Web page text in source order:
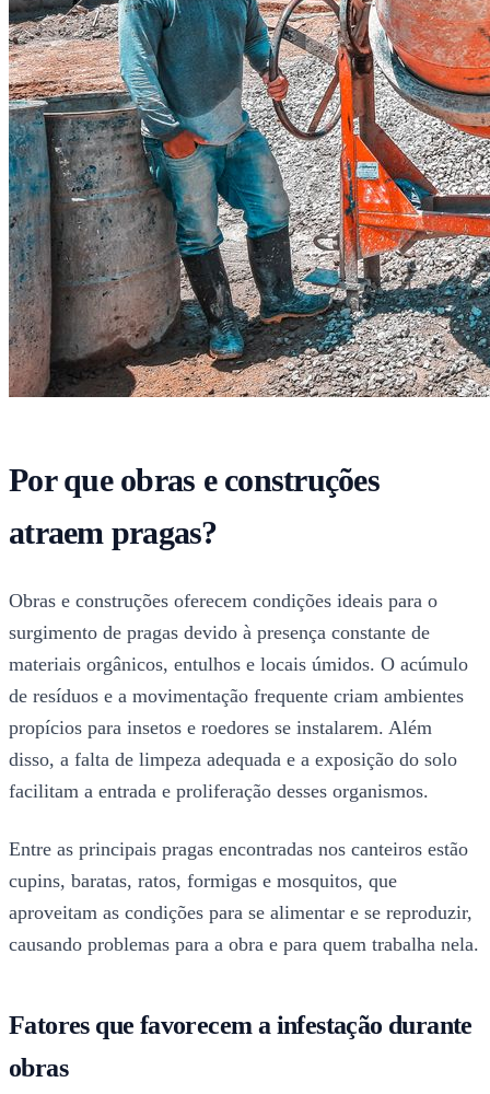
Por que obras e construções
atraem pragas?
Obras e construções oferecem condições ideais para o
surgimento de pragas devido à presença constante de
materiais orgânicos, entulhos e locais úmidos. O acúmulo
de resíduos e a movimentação frequente criam ambientes
propícios para insetos e roedores se instalarem. Além
disso, a falta de limpeza adequada e a exposição do solo
facilitam a entrada e proliferação desses organismos.
Entre as principais pragas encontradas nos canteiros estão
cupins, baratas, ratos, formigas e mosquitos, que
aproveitam as condições para se alimentar e se reproduzir,
causando problemas para a obra e para quem trabalha nela.
Fatores que favorecem a infestação durante
obras